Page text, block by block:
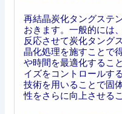
再結晶炭化タングステ
おきます。一般的には
反応させて炭化タング
晶化処理を施すことで
や時間を最適化するこ
イズをコントロールす
技術を用いることで固
性をさらに向上させる